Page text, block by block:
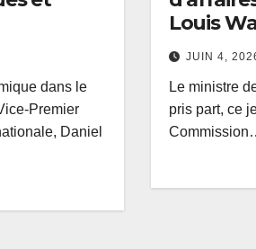
dans le
Premier
Daniel
Louis
JUIN 4,
Le ministre
pris part, ce